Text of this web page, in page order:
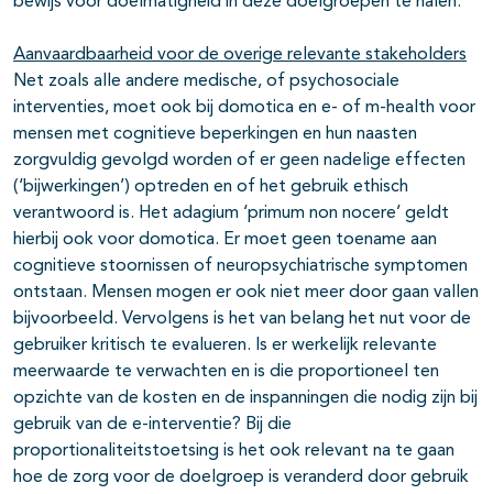
Aanvaardbaarheid voor de overige relevante stakeholders
Net zoals alle andere medische, of psychosociale
interventies, moet ook bij domotica en e- of m-health voor
mensen met cognitieve beperkingen en hun naasten
zorgvuldig gevolgd worden of er geen nadelige effecten
(‘bijwerkingen’) optreden en of het gebruik ethisch
verantwoord is. Het adagium ‘primum non nocere’ geldt
hierbij ook voor domotica. Er moet geen toename aan
cognitieve stoornissen of neuropsychiatrische symptomen
ontstaan. Mensen mogen er ook niet meer door gaan vallen
bijvoorbeeld. Vervolgens is het van belang het nut voor de
gebruiker kritisch te evalueren. Is er werkelijk relevante
meerwaarde te verwachten en is die proportioneel ten
opzichte van de kosten en de inspanningen die nodig zijn bij
gebruik van de e-interventie? Bij die
proportionaliteitstoetsing is het ook relevant na te gaan
hoe de zorg voor de doelgroep is veranderd door gebruik